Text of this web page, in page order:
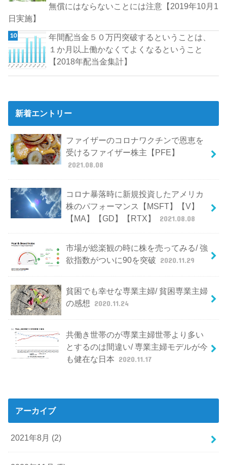
無償にはならないことには注意【2019年10月1
日実施】
年間配当金５０万円突破するということは、
１か月以上働かなくてよくなるということ
【2018年配当金集計】
新着エントリー
ファイザーのコロナワクチンで恩恵を
受けるファイザー株主【PFE】
2021.08.08
コロナ暴落時に新規投資したアメリカ
株のパフォーマンス【MSFT】【V】
【MA】【GD】【RTX】
2021.08.08
市場が総楽観の時に株を売ってみる/ 強
欲指数がついに90を突破 2020.11.29
貧困でも幸せな専業主婦/ 貧困専業主婦
の感想 2020.11.24
共働き世帯のが専業主婦世帯より多い
とするのは間違い/ 専業主婦モデルが今
も健在な日本 2020.11.17
アーカイブ
2021年8月 (2)